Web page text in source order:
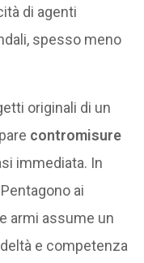
di agenti
spesso meno
originali di un
contromisure
immediata. In
ai
armi assume un
e competenza